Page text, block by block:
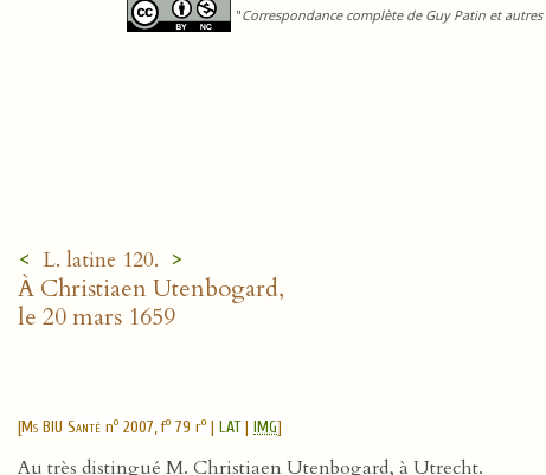
"Correspondance complète de Guy Patin et autres
< L. latine 120. >
À Christiaen Utenbogard,
le 20 mars 1659
[Ms BIU Santé no 2007, fo 79 ro | LAT| IMG]
Au très distingué M. Christiaen Utenbogard, à Utrecht.